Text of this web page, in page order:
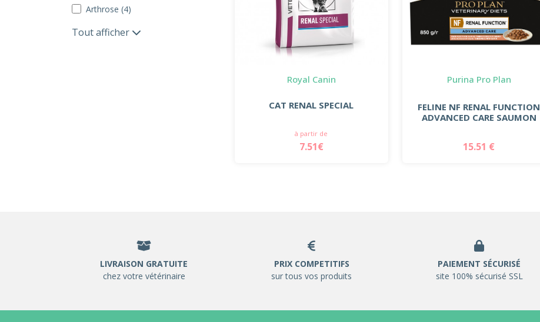
Arthrose (4)
Tout afficher
Royal Canin
CAT RENAL SPECIAL
à partir de
7.51€
Purina Pro Plan
FELINE NF RENAL FUNCTION
ADVANCED CARE SAUMON
15.51 €
LIVRAISON GRATUITE
chez votre vétérinaire
PRIX COMPETITIFS
sur tous vos produits
PAIEMENT SÉCURISÉ
site 100% sécurisé SSL